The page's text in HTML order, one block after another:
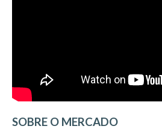
SOBRE O MERCADO